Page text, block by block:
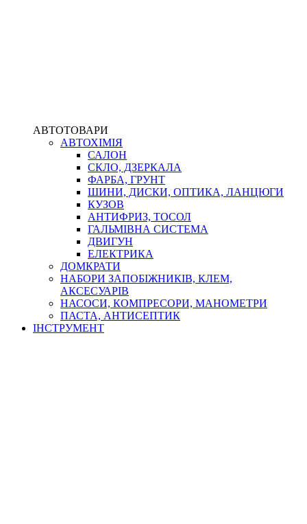
АВТОТОВАРИ
АВТОХІМІЯ
САЛОН
СКЛО, ДЗЕРКАЛА
ФАРБА, ГРУНТ
ШИНИ, ДИСКИ, ОПТИКА, ЛАНЦЮГИ
КУЗОВ
АНТИФРИЗ, ТОСОЛ
ГАЛЬМІВНА СИСТЕМА
ДВИГУН
ЕЛЕКТРИКА
ДОМКРАТИ
НАБОРИ ЗАПОБІЖНИКІВ, КЛЕМ,
АКСЕСУАРІВ
НАСОСИ, КОМПРЕСОРИ, МАНОМЕТРИ
ПАСТА, АНТИСЕПТИК
ІНСТРУМЕНТ